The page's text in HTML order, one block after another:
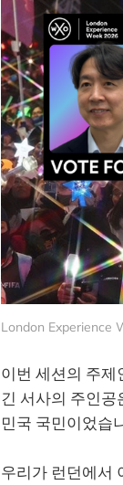
London Experience
이번 세션의 주
긴 서사의 주인공
민국 국민이었습
우리가 런던에서